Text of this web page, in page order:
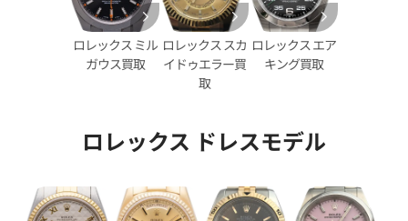
イトジャスト 41 126333G
ル文字盤
ロレックス デイトジャスト
ブラック文字盤
ロレックス ミル
ガウス買取
ロレックス スカ
イドゥエラー買
取
ロレックス エア
キング買取
ロレックス ドレスモデル